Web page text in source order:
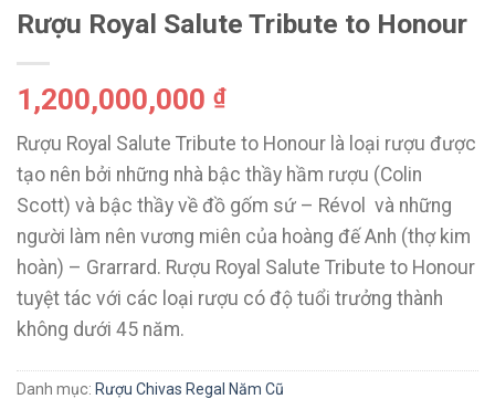
Rượu Royal Salute Tribute to Honour
1,200,000,000 ₫
Rượu Royal Salute Tribute to Honour là loại rượu được
tạo nên bởi những nhà bậc thầy hầm rượu (Colin
Scott) và bậc thầy về đồ gốm sứ – Révol và những
người làm nên vương miên của hoàng đế Anh (thợ kim
hoàn) – Grarrard. Rượu Royal Salute Tribute to Honour
tuyệt tác với các loại rượu có độ tuổi trưởng thành
không dưới 45 năm.
Danh mục: Rượu Chivas Regal Năm Cũ